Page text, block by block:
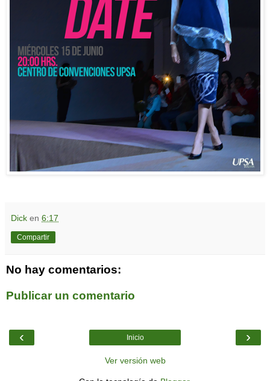
Dick en 6:17
Compartir
No hay comentarios:
Publicar un comentario
‹ ›
Inicio
Ver versión web